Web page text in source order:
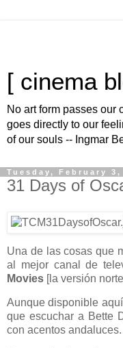
[ cinema
No art form passes our
goes directly to our
of our souls -- Ingmar
Tuesday, February 3,
31 Days of
Una de las cosas que
al mejor canal de
Movies [la versión
Aunque disponible
que escuchar a Bette
con acentos andaluces.